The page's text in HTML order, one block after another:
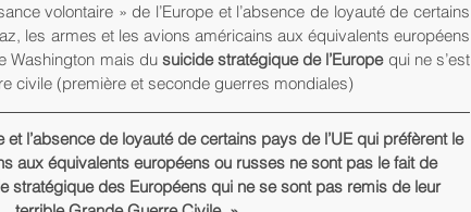
volontaire » de l’Europe et l’absence de loyauté de certains
les armes et les avions américains aux équivalents européens
Washington mais du suicide stratégique de l’Europe qui ne s’est
civile (première et seconde guerres mondiales)
et l’absence de loyauté de certains pays de l’UE qui préfèrent le
aux équivalents européens ou russes ne sont pas le fait de
stratégique des Européens qui ne se sont pas remis de leur